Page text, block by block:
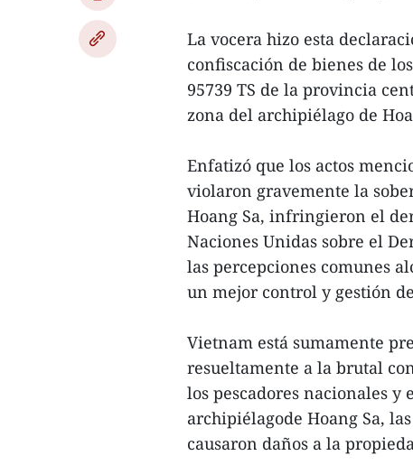
La vocera hizo esta
confiscación de bienes de
95739 TS de la provincia
zona del archipiélago de
Enfatizó que los actos
violaron gravemente la
Hoang Sa, infringieron el
Naciones Unidas sobre el
las percepciones comunes
un mejor control y gestión
Vietnam está sumamente
resueltamente a la brutal
los pescadores nacionales y
archipiélagode Hoang Sa,
causaron daños a la